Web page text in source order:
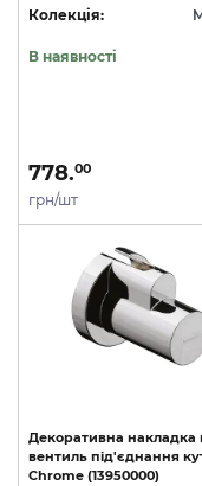
Колекція:
В наявності
778.00
грн/шт
Декоративна накладка
вентиль під'єднання
Chrome (13950000)